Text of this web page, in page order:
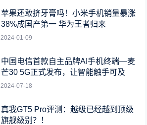
苹果还敢挤牙膏吗！小米手机销量暴涨
38%成国产第一 华为王者归来
2024-01-09
中国电信首款自主品牌AI手机终端—麦
芒30 5G正式发布，让智能触手可及
2024-07-18
真我GT5 Pro评测：越级已经越到顶级
旗舰级别？！